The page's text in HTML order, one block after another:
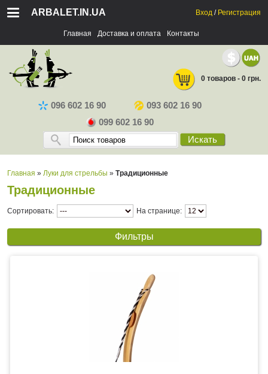
ARBALET.IN.UA
Главная Доставка и оплата Контакты
Вход / Регистрация
096 602 16 90
093 602 16 90
099 602 16 90
Искать
0 товаров - 0 грн.
Главная » Луки для стрельбы » Традиционные
Традиционные
Сортировать: На странице:
Фильтры